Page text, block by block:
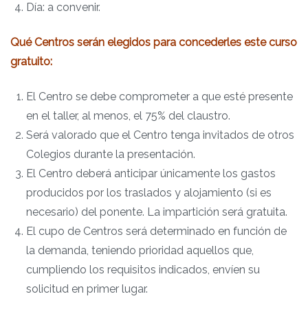
Día: a convenir.
Qué Centros serán elegidos para concederles este curso
gratuito:
El Centro se debe comprometer a que esté presente
en el taller, al menos, el 75% del claustro.
Será valorado que el Centro tenga invitados de otros
Colegios durante la presentación.
El Centro deberá anticipar únicamente los gastos
producidos por los traslados y alojamiento (si es
necesario) del ponente. La impartición será gratuita.
El cupo de Centros será determinado en función de
la demanda, teniendo prioridad aquellos que,
cumpliendo los requisitos indicados, envíen su
solicitud en primer lugar.